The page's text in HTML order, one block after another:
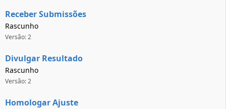
Receber Submissões
Rascunho
Versão: 2
Divulgar Resultado
Rascunho
Versão: 2
Homologar Ajuste